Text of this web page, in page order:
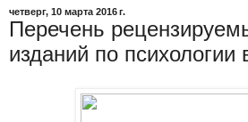
четверг, 10 марта 2016 г.
Перечень
изданий по психологии